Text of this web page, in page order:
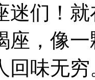
迷们！
座，像
回味无